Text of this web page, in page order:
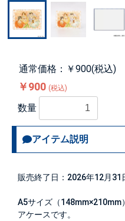
通常価格：￥900(税込)
￥900 (税込)
数量
アイテム説明
販売終了日：2026年12月31
A5サイズ（148mm×210mm
アケースです。